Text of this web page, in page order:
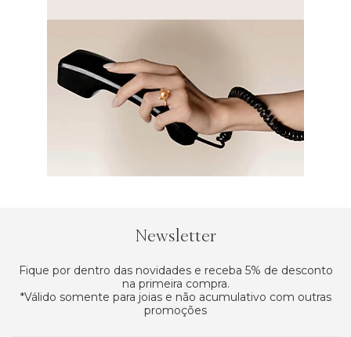
Newsletter
Fique por dentro das novidades e receba 5% de desconto
na primeira compra.
*Válido somente para joias e não acumulativo com outras
promoções